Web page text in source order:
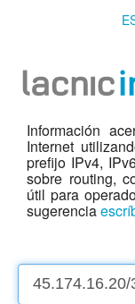
Información
Internet
prefijo IPv4,
sobre routing,
útil para
sugerencia